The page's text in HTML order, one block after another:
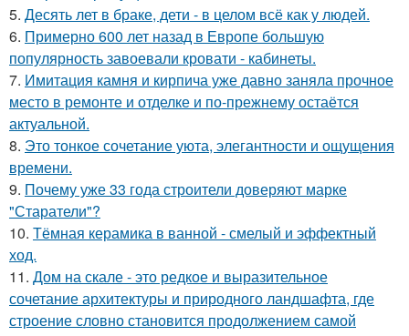
5. Десять лет в браке, дети - в целом всё как у людей.
6. Примерно 600 лет назад в Европе большую
популярность завоевали кровати - кабинеты.
7. Имитация камня и кирпича уже давно заняла прочное
место в ремонте и отделке и по-прежнему остаётся
актуальной.
8. Это тонкое сочетание уюта, элегантности и ощущения
времени.
9. Почему уже 33 года строители доверяют марке
"Старатели"?
10. Тёмная керамика в ванной - смелый и эффектный
ход.
11. Дом на скале - это редкое и выразительное
сочетание архитектуры и природного ландшафта, где
строение словно становится продолжением самой